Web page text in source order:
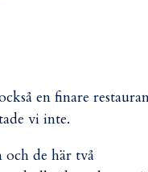
en finare
vi inte.
och de här två